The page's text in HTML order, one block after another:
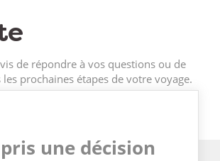
de répondre à vos questions ou de
prochaines étapes de votre voyage.
une décision